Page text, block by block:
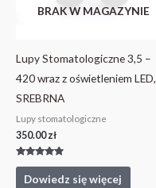
BRAK W MAGAZYNIE
Lupy Stomatologiczne 3,5 –
420 wraz z oświetleniem LED,
SREBRNA
Lupy stomatologiczne
350.00zł
Oceniono
4.67
na 5Dowiedz się więcej